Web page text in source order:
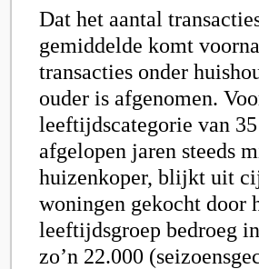
Dat het aantal
gemiddelde komt
transacties onder
ouder is afgenomen.
leeftijdscategorie van
afgelopen jaren steeds
huizenkoper, blijkt uit
woningen gekocht door
leeftijdsgroep bedroeg
zo’n 22.000